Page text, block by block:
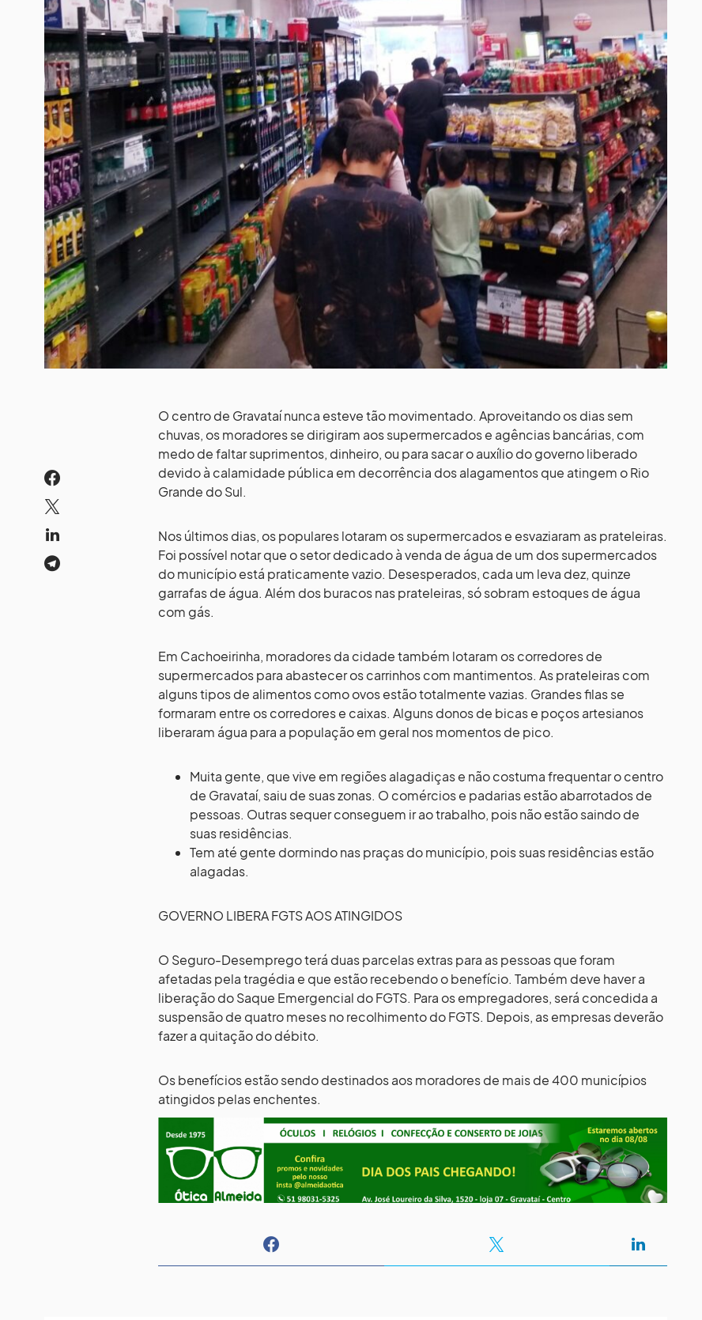
O centro de Gravataí nunca esteve tão movimentado. Aproveitando os dias sem
chuvas, os moradores se dirigiram aos supermercados e agências bancárias, com
medo de faltar suprimentos, dinheiro, ou para sacar o auxílio do governo liberado
devido à calamidade pública em decorrência dos alagamentos que atingem o Rio
Grande do Sul.
Nos últimos dias, os populares lotaram os supermercados e esvaziaram as prateleiras.
Foi possível notar que o setor dedicado à venda de água de um dos supermercados
do município está praticamente vazio. Desesperados, cada um leva dez, quinze
garrafas de água. Além dos buracos nas prateleiras, só sobram estoques de água
com gás.
Em Cachoeirinha, moradores da cidade também lotaram os corredores de
supermercados para abastecer os carrinhos com mantimentos. As prateleiras com
alguns tipos de alimentos como ovos estão totalmente vazias. Grandes filas se
formaram entre os corredores e caixas. Alguns donos de bicas e poços artesianos
liberaram água para a população em geral nos momentos de pico.
Muita gente, que vive em regiões alagadiças e não costuma frequentar o centro
de Gravataí, saiu de suas zonas. O comércios e padarias estão abarrotados de
pessoas. Outras sequer conseguem ir ao trabalho, pois não estão saindo de
suas residências.
Tem até gente dormindo nas praças do município, pois suas residências estão
alagadas.
GOVERNO LIBERA FGTS AOS ATINGIDOS
O Seguro-Desemprego terá duas parcelas extras para as pessoas que foram
afetadas pela tragédia e que estão recebendo o benefício. Também deve haver a
liberação do Saque Emergencial do FGTS. Para os empregadores, será concedida a
suspensão de quatro meses no recolhimento do FGTS. Depois, as empresas deverão
fazer a quitação do débito.
Os benefícios estão sendo destinados aos moradores de mais de 400 municípios
atingidos pelas enchentes.